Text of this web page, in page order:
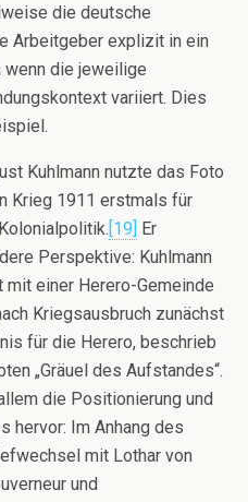
die deutsche
Arbeitgeber explizit in ein
die jeweilige
variiert. Dies
Kuhlmann nutzte das Foto
Krieg 1911 erstmals für
[19] Er
Perspektive: Kuhlmann
einer Herero-Gemeinde
Kriegsausbruch zunächst
für die Herero, beschrieb
„Gräuel des Aufstandes“.
die Positionierung und
hervor: Im Anhang des
mit Lothar von
und